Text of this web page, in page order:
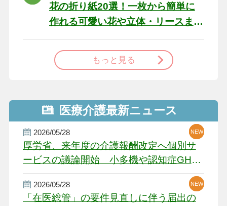
花の折り紙20選！一枚から簡単に
作れる可愛い花や立体・リースま
もっと見る
医療介護最新ニュース
2026/05/28
厚労省、来年度の介護報酬改定へ個別サ
ービスの議論開始 小多機や認知症GH、
厳しい経営環境に危機感
NEW
NEW
NEW
2026/05/28
「在医総管」の要件見直しに伴う届出の
NEW
NEW